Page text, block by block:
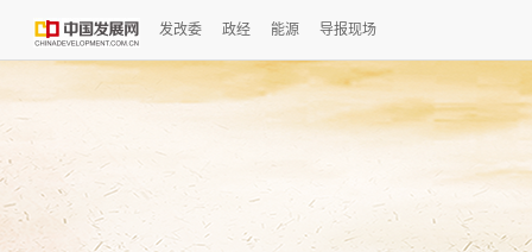
发改委 政经 能源 导报现场